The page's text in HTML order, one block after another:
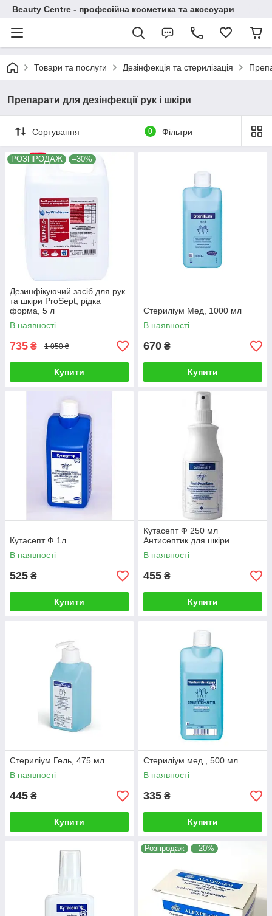
Beauty Centre - професійна косметика та аксесуари
Товари та послуги Дезінфекція та стерилізація
Препарати для дезінфекції рук і шкіри
Сортування 0 Фільтри
РОЗПРОДАЖ –30%
Дезинфікуючий засіб для рук
та шкіри ProSept, рідка
форма, 5 л
В наявності
735 ₴ 1 050 ₴
Купити
Стериліум Мед, 1000 мл
В наявності
670 ₴
Купити
Кутасепт Ф 1л
В наявності
525 ₴
Купити
Кутасепт Ф 250 мл
Антисептик для шкіри
В наявності
455 ₴
Купити
Стериліум Гель, 475 мл
В наявності
445 ₴
Купити
Стериліум мед., 500 мл
В наявності
335 ₴
Купити
Розпродаж –20%